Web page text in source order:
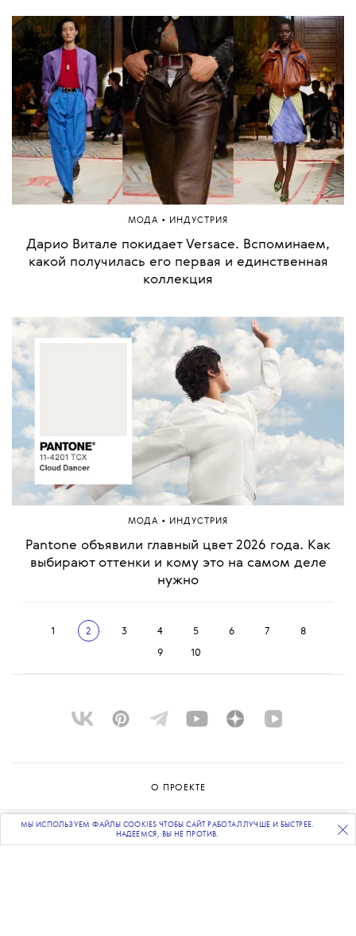
ПОДПИСЫВАЙТЕСЬНА НАШУ ВЕЧЕРНЮЮ РАССЫЛКУ
МОДА • ИНДУСТРИЯ
Дарио Витале покидает Versace. Вспоминаем,
какой получилась его первая и единственная
коллекция
МОДА • ИНДУСТРИЯ
Pantone объявили главный цвет 2026 года. Как
выбирают оттенки и кому это на самом деле
нужно
1 2 3 4 5 6 7 8
9 10
О ПРОЕКТЕ
КОМАНДА
BLUE LAB
МЫ ИСПОЛЬЗУЕМ ФАЙЛЫ COOKIES ЧТОБЫ САЙТ РАБОТАЛ ЛУЧШЕ И БЫСТРЕЕ.
НАДЕЕМСЯ, ВЫ НЕ ПРОТИВ.